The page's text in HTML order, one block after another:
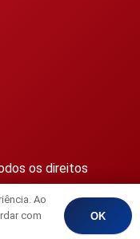
os direitos
Ao
com
OK